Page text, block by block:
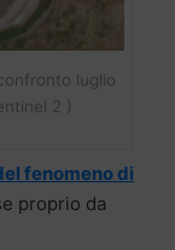
luglio
2 )
fenomeno di
proprio da